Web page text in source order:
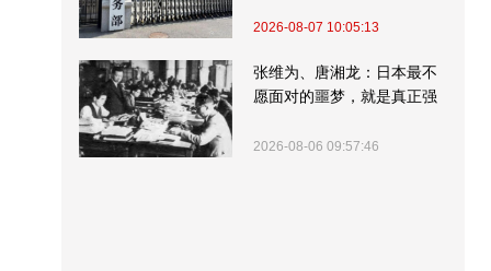
2026-08-07 10:05:13
张维为、唐湘龙：日本最不
愿面对的噩梦，就是真正强
2026-08-06 09:57:46